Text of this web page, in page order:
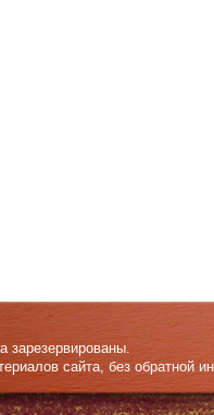
зарезервированы.
сайта, без обратной